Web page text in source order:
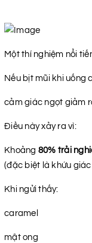
Một thí nghiệm nổi
Nếu bịt mũi khi uống
cảm giác ngọt giảm
Điều này xảy ra vì:
Khoảng 80% trải
(đặc biệt là khứu
Khi ngửi thấy:
caramel
mật ong